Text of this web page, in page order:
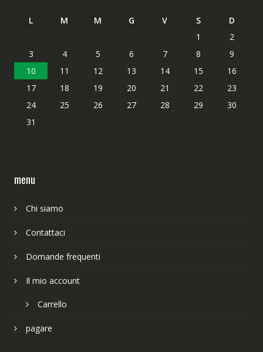
L M M G V S
D
1
2
3
4 5 6 7 8
9
10
11 12 13 14 15
16
17
18 19 20 21 22
23
24
25 26 27 28 29
30
31
menu
Chi siamo
Contattaci
Domande frequenti
Il mio account
Carrello
pagare